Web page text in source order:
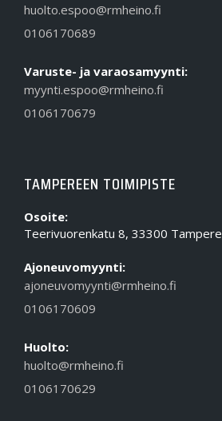
huolto.espoo@rmheino.fi
0106170689
Varuste- ja varaosamyynti:
myynti.espoo@rmheino.fi
0106170679
TAMPEREEN TOIMIPISTE
Osoite:
Teerivuorenkatu 8, 33300 Tampere
Ajoneuvomyynti:
ajoneuvomyynti@rmheino.fi
0106170609
Huolto:
huolto@rmheino.fi
0106170629